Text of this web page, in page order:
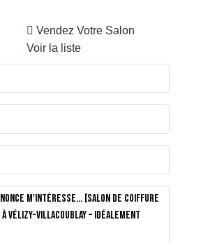
Vendez Votre Salon
Voir la liste